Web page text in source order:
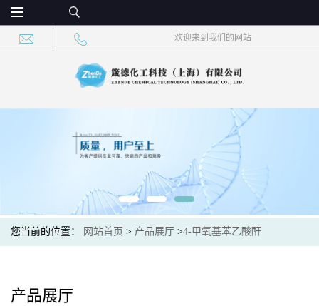
欢迎来到我们的网站
您当前的位置： 网站首页 > 产品展厅 >4-甲氧基苯乙酸酐
产品展厅